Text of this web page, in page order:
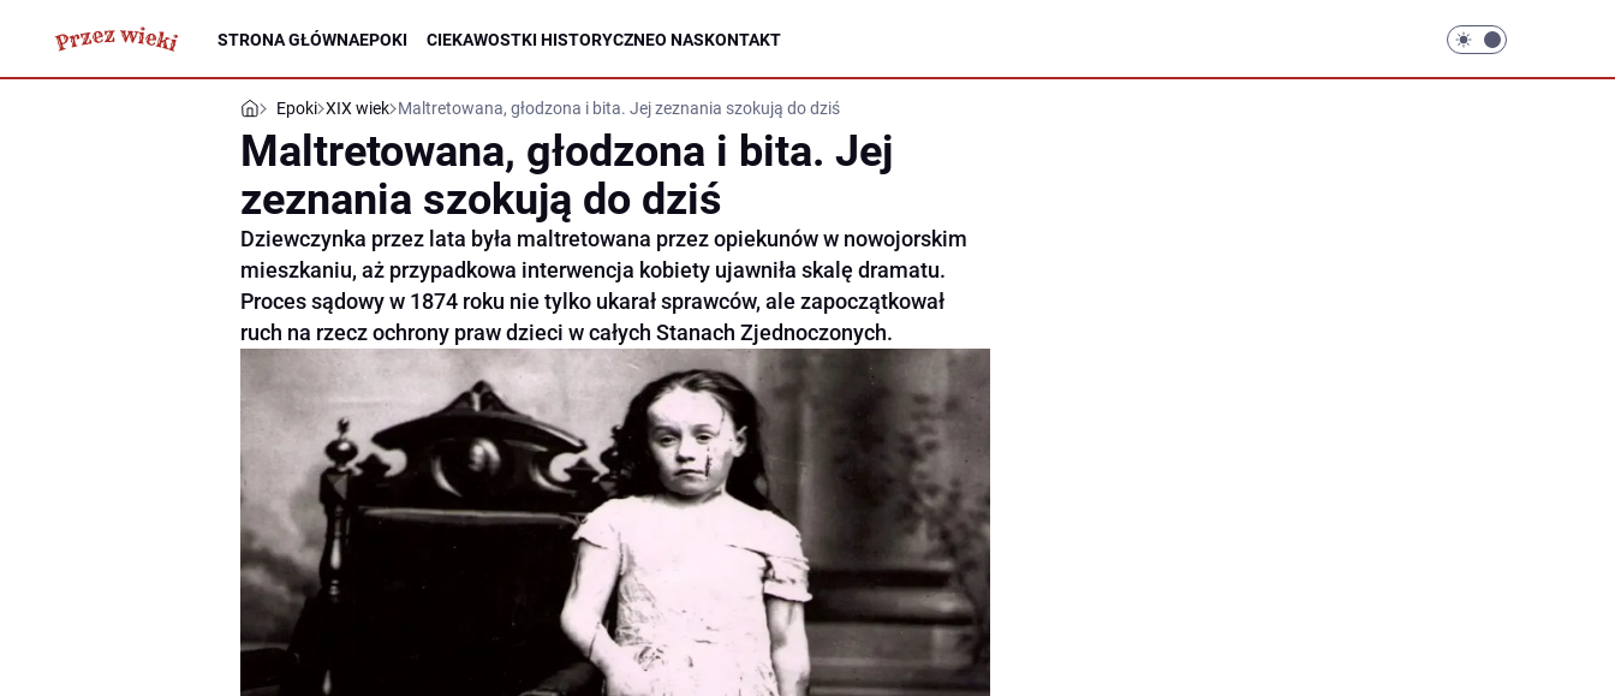
STRONA GŁÓWNAEPOKI CIEKAWOSTKI HISTORYCZNEO NASKONTAKT
Epoki XIX wiek Maltretowana, głodzona i bita. Jej zeznania szokują do dziś
Maltretowana, głodzona i bita. Jej
zeznania szokują do dziś
Dziewczynka przez lata była maltretowana przez opiekunów w nowojorskim
mieszkaniu, aż przypadkowa interwencja kobiety ujawniła skalę dramatu.
Proces sądowy w 1874 roku nie tylko ukarał sprawców, ale zapoczątkował
ruch na rzecz ochrony praw dzieci w całych Stanach Zjednoczonych.